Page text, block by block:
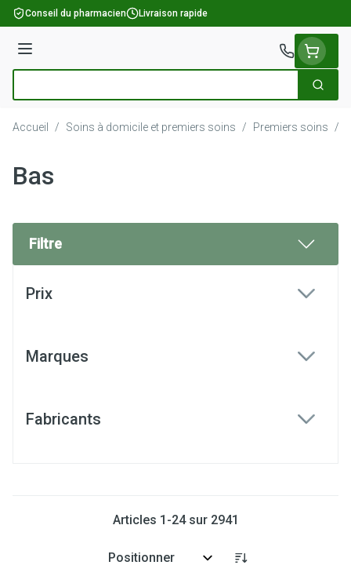
Aller au contenu
Conseil du pharmacien Livraison rapide
Menu
Accueil / Soins à domicile et premiers soins / Premiers soins /
Bas
Filtre
Prix
Marques
Fabricants
Articles 1 -24sur 2941
Trier par: